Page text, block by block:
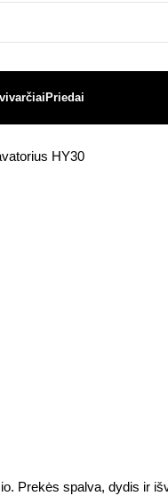
Priedai
HY30
Prekės spalva, dydis ir